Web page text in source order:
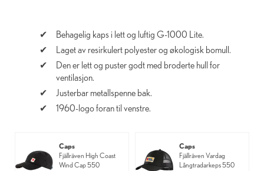
Behagelig kaps i lett og luftig G-1000 Lite.
Laget av resirkulert polyester og økologisk bomull.
Den er lett og puster godt med broderte hull for
ventilasjon.
Justerbar metallspenne bak.
1960-logo foran til venstre.
Caps
Fjällräven High Coast
Wind Cap 550
Caps
Fjällräven Vardag
Långtradarkeps 550